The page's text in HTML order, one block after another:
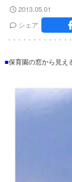
2013.05.01
シェア
■保育園の窓から見え